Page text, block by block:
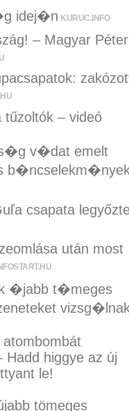
idej�n KURUC.INFO
– Magyar Péter
tűzoltók – videó
v�dat emelt
csapata
után most
�jabb t�meges
Hadd higgye az új
le!
tömeges